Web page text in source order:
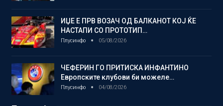
ИЏЕ Е ПРВ ВОЗАЧ ОД БАЛКАНОТ КОЈ ЌЕ
НАСТАПИ СО ПРОТОТИП…
Плусинфо 05/08/2026
ЧЕФЕРИН ГО ПРИТИСКА ИНФАНТИНО
Европските клубови би можеле…
Плусинфо 04/08/2026